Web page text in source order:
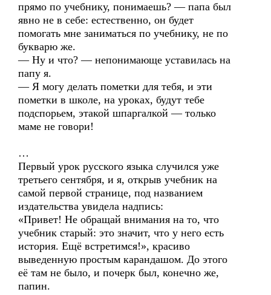
прямо по учебнику, понимаешь? — папа был
явно не в себе: естественно, он будет
помогать мне заниматься по учебнику, не по
букварю же.
— Ну и что? — непонимающе уставилась на
папу я.
— Я могу делать пометки для тебя, и эти
пометки в школе, на уроках, будут тебе
подспорьем, этакой шпаргалкой — только
маме не говори!
…
Первый урок русского языка случился уже
третьего сентября, и я, открыв учебник на
самой первой странице, под названием
издательства увидела надпись:
«Привет! Не обращай внимания на то, что
учебник старый: это значит, что у него есть
история. Ещё встретимся!», красиво
выведенную простым карандашом. До этого
её там не было, и почерк был, конечно же,
папин.